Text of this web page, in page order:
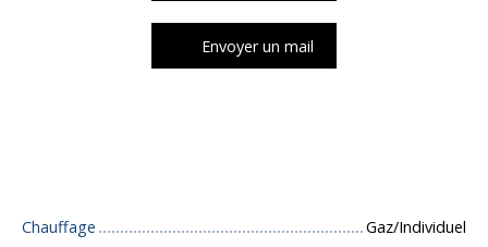
Envoyer un mail
Chauffage
Gaz/Individuel